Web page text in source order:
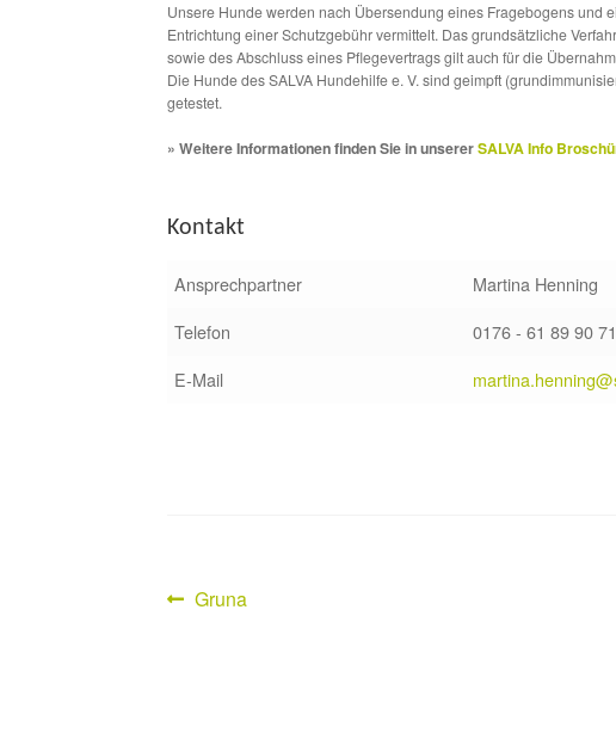
Unsere Hunde werden nach Übersendung eines Fragebogens und
Entrichtung einer Schutzgebühr vermittelt. Das grundsätzliche
sowie des Abschluss eines Pflegevertrags gilt auch für die
Die Hunde des SALVA Hundehilfe e. V. sind geimpft
getestet.
» Weitere Informationen finden Sie in unsererSALVA Info
Kontakt
Ansprechpartner
Martina Henning
Telefon
0176 - 61 89 90 71
E-Mail
Beitragsnavigation
Vorheriger
Gruna